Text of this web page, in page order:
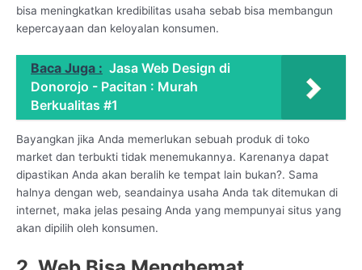
bisa meningkatkan kredibilitas usaha sebab bisa membangun
kepercayaan dan keloyalan konsumen.
Baca Juga : Jasa Web Design di
Donorojo - Pacitan : Murah
Berkualitas #1
Bayangkan jika Anda memerlukan sebuah produk di toko
market dan terbukti tidak menemukannya. Karenanya dapat
dipastikan Anda akan beralih ke tempat lain bukan?. Sama
halnya dengan web, seandainya usaha Anda tak ditemukan di
internet, maka jelas pesaing Anda yang mempunyai situs yang
akan dipilih oleh konsumen.